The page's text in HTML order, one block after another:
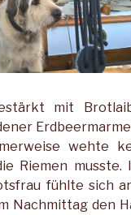
mit
wehte
Riemen musste.
fühlte sich
Nachmittag den